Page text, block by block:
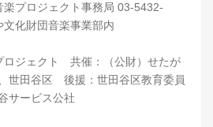
楽プロジェクト事務局 03-5432-
化財団音楽事業部内
ロジェクト 共催：（公財）せたが
世田谷区 後援：世田谷区教育委員
サービス公社